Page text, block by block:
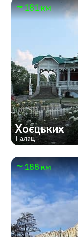
181 км
Хоєцьких
Палац
188 км